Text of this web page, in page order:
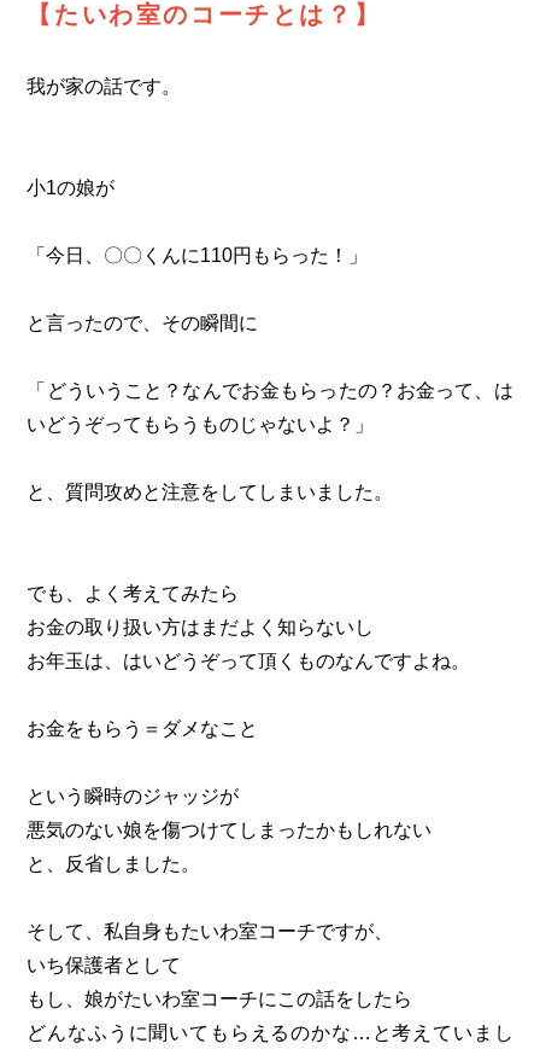
【たいわ室のコーチとは？】
我が家の話です。
小1の娘が
「今日、〇〇くんに110円もらった！」
と言ったので、その瞬間に
「どういうこと？なんでお金もらったの？お金って、は
いどうぞってもらうものじゃないよ？」
と、質問攻めと注意をしてしまいました。
でも、よく考えてみたら
お金の取り扱い方はまだよく知らないし
お年玉は、はいどうぞって頂くものなんですよね。
お金をもらう＝ダメなこと
という瞬時のジャッジが
悪気のない娘を傷つけてしまったかもしれない
と、反省しました。
そして、私自身もたいわ室コーチですが、
いち保護者として
もし、娘がたいわ室コーチにこの話をしたら
どんなふうに聞いてもらえるのかな…と考えていまし